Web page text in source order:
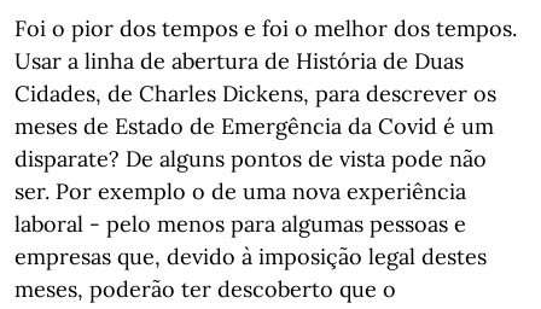
Foi o pior dos tempos e foi o melhor dos tempos.
Usar a linha de abertura de História de Duas
Cidades, de Charles Dickens, para descrever os
meses de Estado de Emergência da Covid é um
disparate? De alguns pontos de vista pode não
ser. Por exemplo o de uma nova experiência
laboral - pelo menos para algumas pessoas e
empresas que, devido à imposição legal destes
meses, poderão ter descoberto que o